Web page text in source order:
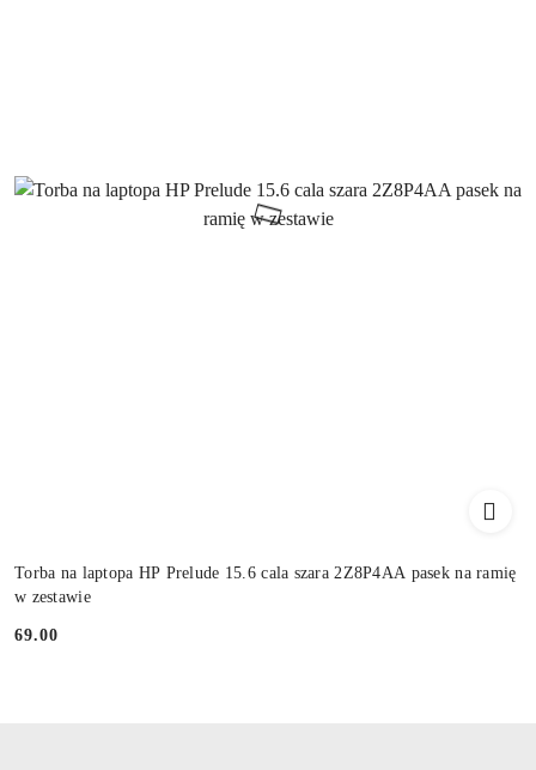
Torba na laptopa HP Prelude 15.6 cala szara 2Z8P4AA pasek na ramię
w zestawie
Cena:
69.00